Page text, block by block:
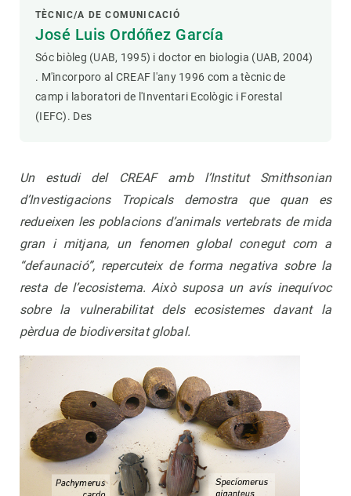
TÈCNIC/A DE COMUNICACIÓ
José Luis Ordóñez García
Sóc biòleg (UAB, 1995) i doctor en biologia (UAB, 2004)
. M'incorporo al CREAF l'any 1996 com a tècnic de
camp i laboratori de l'Inventari Ecològic i Forestal
(IEFC). Des
Un estudi del CREAF amb l’Institut Smithsonian
d’Investigacions Tropicals demostra que quan es
redueixen les poblacions d’animals vertebrats de mida
gran i mitjana, un fenomen global conegut com a
“defaunació”, repercuteix de forma negativa sobre la
resta de l’ecosistema. Això suposa un avís inequívoc
sobre la vulnerabilitat dels ecosistemes davant la
pèrdua de biodiversitat global.